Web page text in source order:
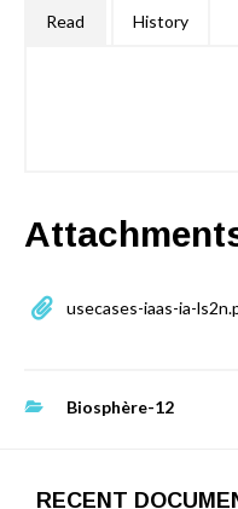
Read History
usecases-iaas-ia-
Biosphère-12
RECENT